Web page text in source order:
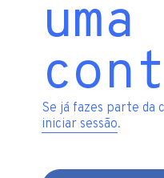
uma
Se já fazes parte da
iniciar sessão.